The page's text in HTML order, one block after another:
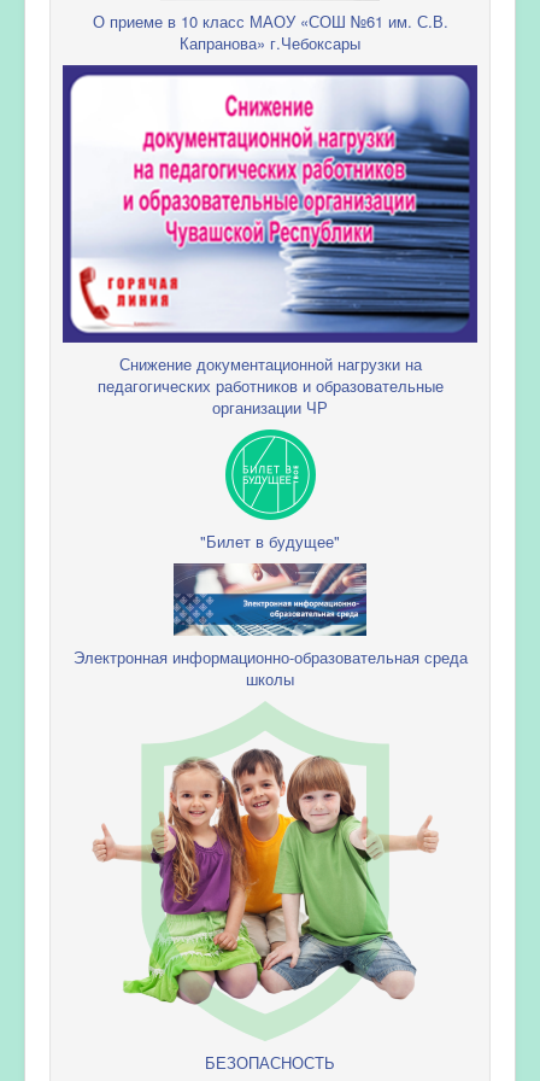
О приеме в 10 класс МАОУ «СОШ №61 им. С.В.
Капранова» г.Чебоксары
Снижение документационной нагрузки на
педагогических работников и образовательные
организации ЧР
"Билет в будущее"
Электронная информационно-образовательная среда
школы
БЕЗОПАСНОСТЬ